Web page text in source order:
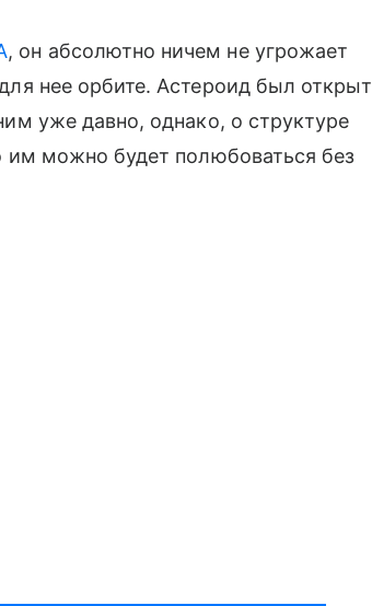
, он абсолютно ничем не угрожает
нее орбите. Астероид был открыт
уже давно, однако, о структуре
им можно будет полюбоваться без